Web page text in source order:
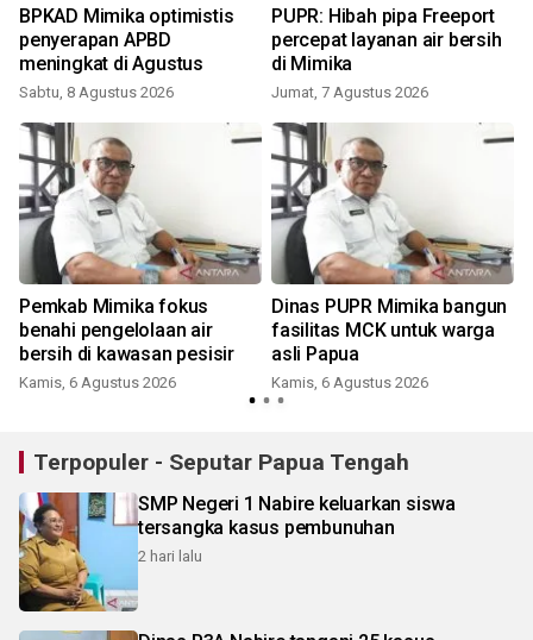
BPKAD Mimika optimistis
penyerapan APBD
meningkat di Agustus
Sabtu, 8 Agustus 2026
PUPR: Hibah pipa Freeport
percepat layanan air bersih
di Mimika
Jumat, 7 Agustus 2026
Pemkab Mimika fokus
benahi pengelolaan air
bersih di kawasan pesisir
Kamis, 6 Agustus 2026
Dinas PUPR Mimika bangun
fasilitas MCK untuk warga
asli Papua
Kamis, 6 Agustus 2026
Terpopuler - Seputar Papua Tengah
SMP Negeri 1 Nabire keluarkan siswa
tersangka kasus pembunuhan
2 hari lalu